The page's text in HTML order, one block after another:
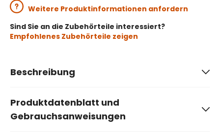
Weitere Produktinformationen anfordern
Sind Sie an die Zubehörteile interessiert?
Empfohlenes Zubehörteile zeigen
Beschreibung
Produktdatenblatt und
Gebrauchsanweisungen